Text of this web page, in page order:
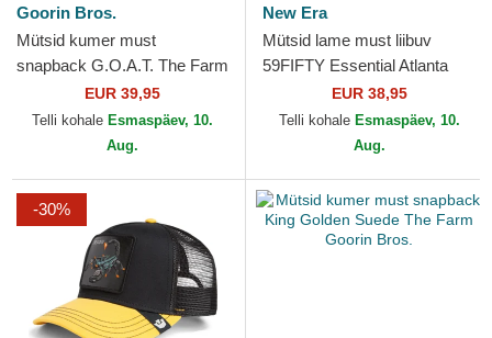
Goorin Bros.
Mütsid kumer must
snapback G.O.A.T. The Farm
Goorin Bros.EUR 39,95
Telli kohale Esmaspäev, 10.
Aug.
New Era
Mütsid lame must liibuv
59FIFTY Essential Atlanta
Braves MLB New Era
EUR 38,95
Telli kohale Esmaspäev, 10.
Aug.
-30%